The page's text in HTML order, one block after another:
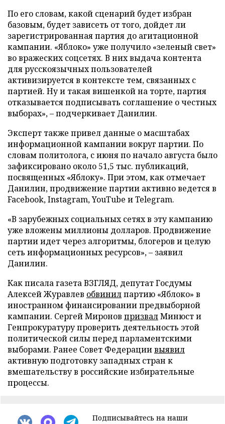
По его словам, какой сценарий будет избран
базовым, будет зависеть от того, дойдет ли
зарегистрированная партия до агитационной
кампании. «Яблоко» уже получило «зеленый свет»
во вражеских соцсетях. В них выдача контента
для русскоязычных пользователей
активизируется в контексте тем, связанных с
партией. Ну и такая вишенкой на торте, партия
отказывается подписывать соглашение о честных
выборах», – подчеркивает Данилин.
Эксперт также привел данные о масштабах
информационной кампании вокруг партии. По
словам политолога, с июня по начало августа было
зафиксировано около 51,5 тыс. публикаций,
посвященных «Яблоку». При этом, как отмечает
Данилин, продвижение партии активно ведется в
Facebook, Instagram, YouTube и Telegram.
«В зарубежных социальных сетях в эту кампанию
уже вложены миллионы долларов. Продвижение
партии идет через алгоритмы, блогеров и целую
сеть информационных ресурсов», – заявил
Данилин.
Как писала газета ВЗГЛЯД, депутат Госдумы
Алексей Журавлев обвинилпартию «Яблоко» в
иностранном финансировании предвыборной
кампании. Сергей Миронов призвалМинюст и
Генпрокуратуру проверить деятельность этой
политической силы перед парламентскими
выборами. Ранее Совет Федерациивыявил
активную подготовку западных стран к
вмешательству в российские избирательные
процессы.
Подписывайтесь на наши